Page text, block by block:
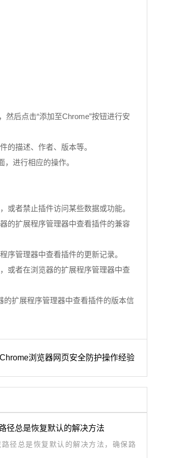
后点击“添加至Chrome”按钮进行安
的描述、作者、版本等。
进行相应的操作。
或者禁止插件访问某些数据或功能。
的扩展程序管理器中查看插件的兼容
序管理器中查看插件的更新记录。
或者在浏览器的扩展程序管理器中查
扩展程序管理器中查看插件的版本信
浏览器网页安全防护操作经验
径总是恢复默认的解决方法
径总是恢复默认的解决方法，确保路